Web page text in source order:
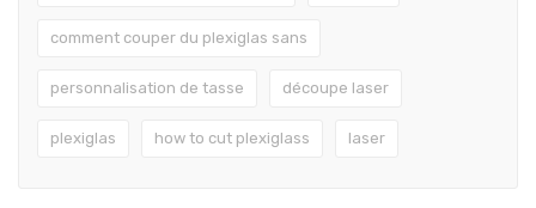
comment couper du plexiglas sans
personnalisation de tasse découpe laser
plexiglas how to cut plexiglass laser